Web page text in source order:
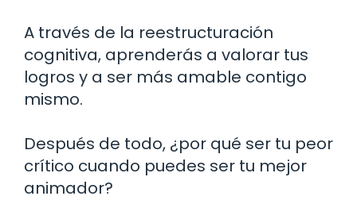
A través de la reestructuración
cognitiva, aprenderás a valorar tus
logros y a ser más amable contigo
mismo.
Después de todo, ¿por qué ser tu peor
crítico cuando puedes ser tu mejor
animador?